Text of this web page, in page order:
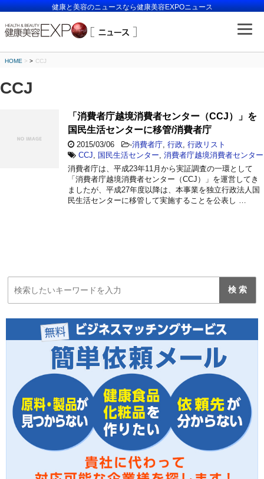
健康と美容のニュースなら健康美容EXPOニュース
HOME > CCJ
CCJ
「消費者庁越境消費者センター（CCJ）」を
国民生活センターに移管/消費者庁
2015/03/06 -消費者庁 行政 行政リスト
CCJ
国民生活センター 消費者庁越境消費者センター
消費者庁は、平成23年11月から実証調査の一環として
「消費者庁越境消費者センター（CCJ）」を運営してき
ましたが、平成27年度以降は、本事業を独立行政法人国
民生活センターに移管して実施することを公表し …